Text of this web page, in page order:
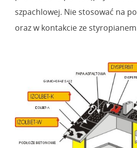
szpachlowej. Nie stosować na
oraz w kontakcie ze